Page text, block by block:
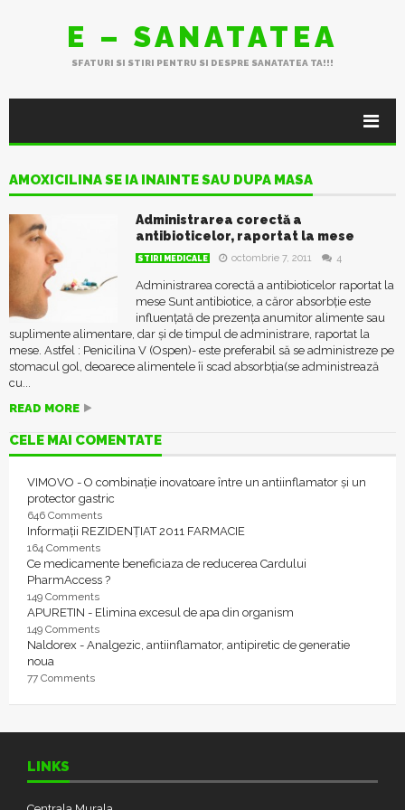
E – SANATATEA
SFATURI SI STIRI PENTRU SI DESPRE SANATATEA TA!!!
AMOXICILINA SE IA INAINTE SAU DUPA MASA
Administrarea corectă a
antibioticelor, raportat la mese
STIRI MEDICALE octombrie 7, 2011 4
Administrarea corectă a antibioticelor raportat la
mese Sunt antibiotice, a căror absorbție este
influențată de prezența anumitor alimente sau
suplimente alimentare, dar și de timpul de administrare, raportat la
mese. Astfel : Penicilina V (Ospen)- este preferabil să se administreze pe
stomacul gol, deoarece alimentele îi scad absorbția(se administrează
cu...
READ MORE
CELE MAI COMENTATE
VIMOVO - O combinație inovatoare între un antiinflamator și un
protector gastric
646 Comments
Informații REZIDENȚIAT 2011 FARMACIE
164 Comments
Ce medicamente beneficiaza de reducerea Cardului
PharmAccess ?
149 Comments
APURETIN - Elimina excesul de apa din organism
149 Comments
Naldorex - Analgezic, antiinflamator, antipiretic de generatie
noua
77 Comments
LINKS